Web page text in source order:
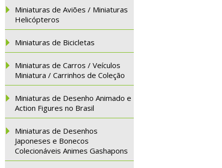
Miniaturas de Aviões / Miniaturas
Helicópteros
Miniaturas de Bicicletas
Miniaturas de Carros / Veículos
Miniatura / Carrinhos de Coleção
Miniaturas de Desenho Animado e
Action Figures no Brasil
Miniaturas de Desenhos
Japoneses e Bonecos
Colecionáveis Animes Gashapons